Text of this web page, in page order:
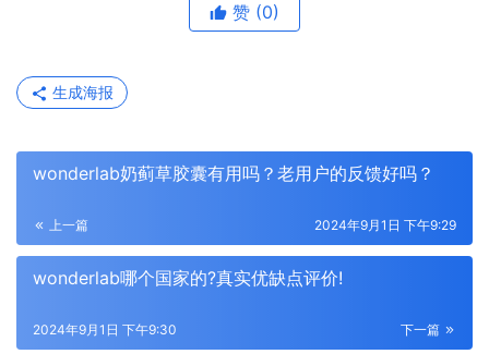
赞 (0)
生成海报
wonderlab奶蓟草胶囊有用吗？老用户的反馈好吗？
上一篇 2024年9月1日 下午9:29
wonderlab哪个国家的?真实优缺点评价!
下一篇
2024年9月1日 下午9:30